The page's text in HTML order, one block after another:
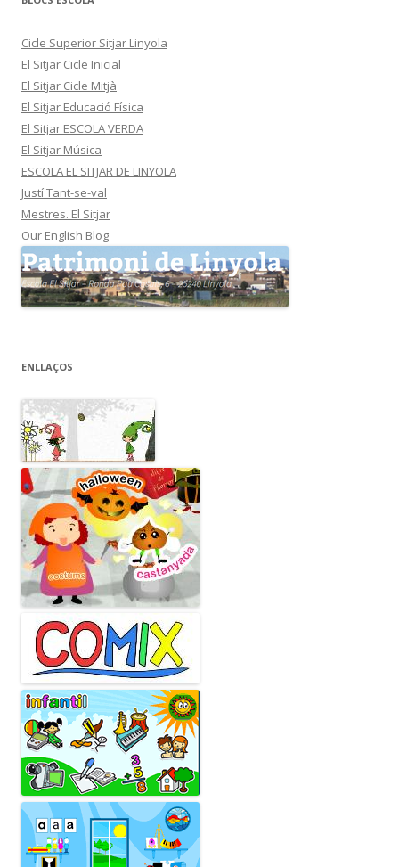
Cicle Superior Sitjar Linyola
El Sitjar Cicle Inicial
El Sitjar Cicle Mitjà
El Sitjar Educació Física
El Sitjar ESCOLA VERDA
El Sitjar Música
ESCOLA EL SITJAR DE LINYOLA
Justí Tant-se-val
Mestres. El Sitjar
Our English Blog
ENLLAÇOS